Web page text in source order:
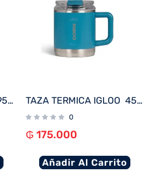
VASO TERMICO IGLOO 950ML AZUL MODERNO C/PAJITA 71223 TAZA TERMICA IGLOO 450ML P/CAFÉ AZUL MODERNO 71233
0
₲ 175.000
Añadir Al Carrito